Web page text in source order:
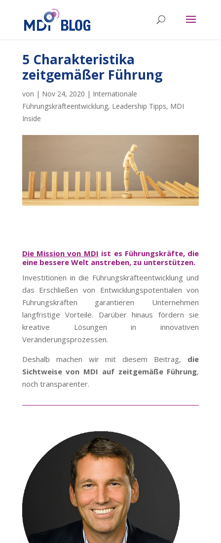
5 Charakteristika
zeitgemäßer Führung
von | Nov 24, 2020 | Internationale
Führungskräfteentwicklung, Leadership Tipps, MDI
Inside
Die Mission von MDI ist es Führungskräfte, die
eine bessere Welt anstreben, zu unterstützen.
Investitionen in die Führungskräfteentwicklung und
das Erschließen von Entwicklungspotentialen von
Führungskräften garantieren Unternehmen
langfristige Vorteile. Darüber hinaus fördern sie
kreative Lösungen in innovativen
Veränderungsprozessen.
Deshalb machen wir mit diesem Beitrag, die
Sichtweise von MDI auf zeitgemäße Führung,
noch transparenter.